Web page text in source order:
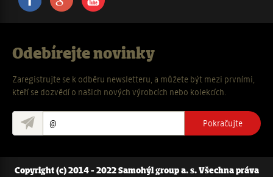
Odebírejte novinky
Zaregistrujte se k odběru newsletteru, a můžete být mezi prvními,
kteří se dozvědí o našich nových výrobcích nebo kolekcích.
Pokračujte
Copyright (c) 2014 - 2022 Samohýl group a. s. Všechna práva